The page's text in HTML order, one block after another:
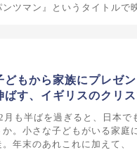
ンツマン』というタイトルで
どもから家族にプレゼ
ばす、イギリスのクリ
月も半ばを過ぎると、日本で
か。小さな子どもがいる家庭
。年末のあれこれに加えて、